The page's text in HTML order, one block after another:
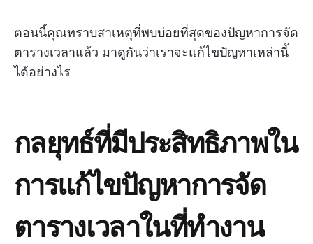
ตอนนี้คุณทราบสาเหตุที่พบบ่อยที่สุดของปัญหาการจัด
ตารางเวลาแล้ว มาดูกันว่าเราจะแก้ไขปัญหาเหล่านี้
ได้อย่างไร
กลยุทธ์ที่มีประสิทธิภาพใน
การแก้ไขปัญหาการจัด
ตารางเวลาในที่ทำงาน